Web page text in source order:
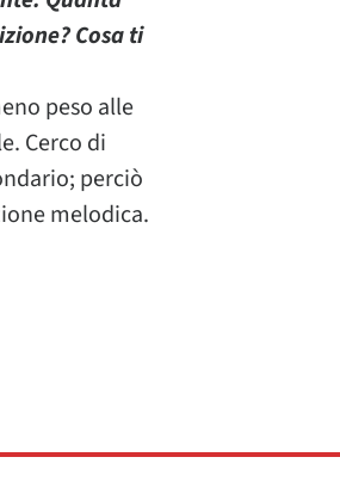
Cosa ti
peso alle
Cerco di
perciò
melodica.